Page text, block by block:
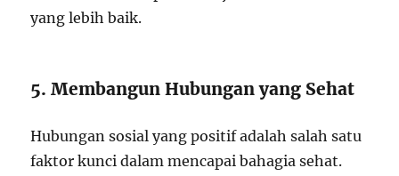
yang lebih baik.
5. Membangun Hubungan yang Sehat
Hubungan sosial yang positif adalah salah satu
faktor kunci dalam mencapai bahagia sehat.